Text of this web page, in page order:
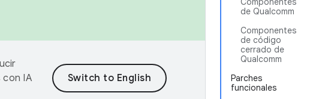
de Qualcomm
Componentes
de código
cerrado de
Qualcomm
Parches
funcionales
con IA